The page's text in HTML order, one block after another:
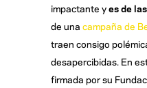
impactante yes de
de una campaña de
traen consigo
desapercibidas. En
firmada por su